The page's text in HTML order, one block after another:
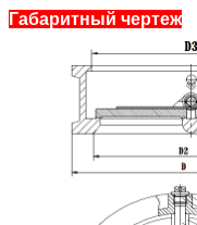
Габаритный чертеж